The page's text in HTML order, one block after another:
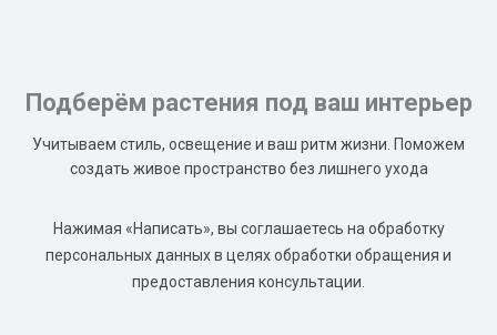
Подберём растения под ваш интерьер
Учитываем стиль, освещение и ваш ритм жизни. Поможем
создать живое пространство без лишнего ухода
Нажимая «Написать», вы соглашаетесь на обработку
персональных данных в целях обработки обращения и
предоставления консультации.